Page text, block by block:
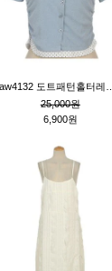
25,000원
6,900원